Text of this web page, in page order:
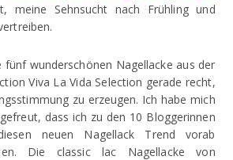
meine Sehnsucht nach Frühling und
wunderschönen Nagellacke aus der
Viva La Vida Selection gerade recht,
zu erzeugen. Ich habe mich
dass ich zu den 10 Bloggerinnen
neuen Nagellack Trend vorab
Die classic lac Nagellacke von